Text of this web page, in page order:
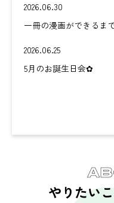
2026.06.30
一冊の漫画ができるま
2026.06.25
5月のお誕生日会✿
やりたい